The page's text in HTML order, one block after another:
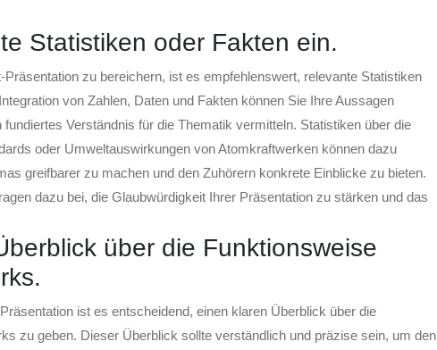
Statistiken oder Fakten ein.
zu bereichern, ist es empfehlenswert, relevante Statistiken
von Zahlen, Daten und Fakten können Sie Ihre Aussagen
Verständnis für die Thematik vermitteln. Statistiken über die
oder Umweltauswirkungen von Atomkraftwerken können dazu
greifbarer zu machen und den Zuhörern konkrete Einblicke zu bieten.
dazu bei, die Glaubwürdigkeit Ihrer Präsentation zu stärken und das
über die Funktionsweise
ist es entscheidend, einen klaren Überblick über die
zu geben. Dieser Überblick sollte verständlich und präzise sein, um den